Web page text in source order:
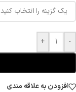
-
+
افزودن به علاقه مندی